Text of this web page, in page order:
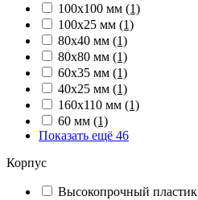
100х100 мм (1)
100х25 мм (1)
80х40 мм (1)
80х80 мм (1)
60х35 мм (1)
40х25 мм (1)
160х110 мм (1)
60 мм (1)
Показать ещё 46
Корпус
Высокопрочный пластик